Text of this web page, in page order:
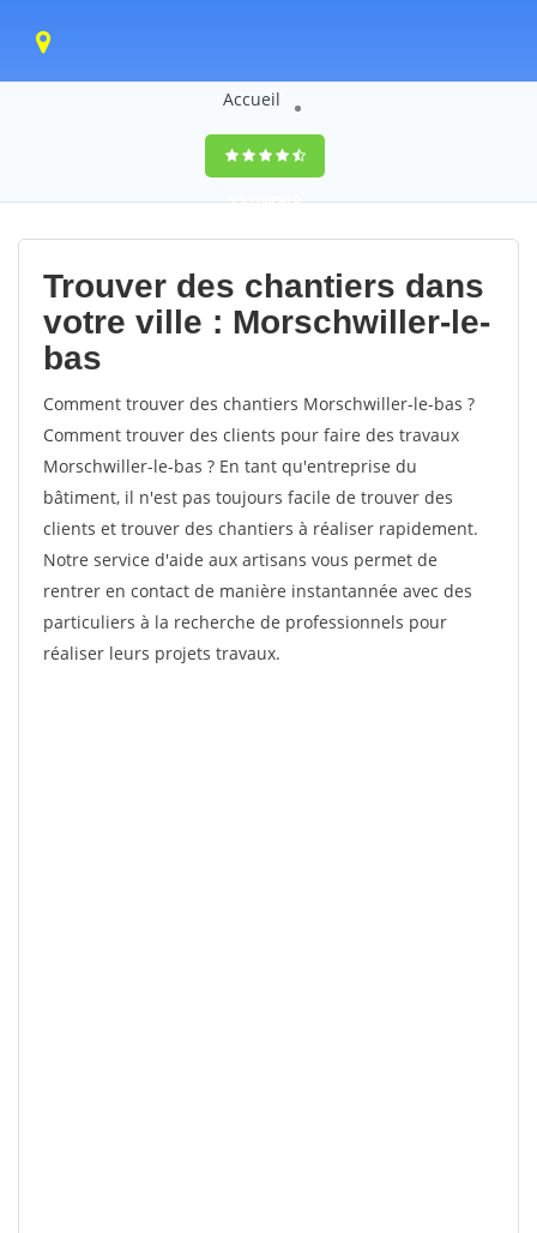
Accueil
9,5(100%)0
votes
Trouver des chantiers dans
votre ville : Morschwiller-le-
bas
Comment trouver des chantiers Morschwiller-le-bas ?
Comment trouver des clients pour faire des travaux
Morschwiller-le-bas ? En tant qu'entreprise du
bâtiment, il n'est pas toujours facile de trouver des
clients et trouver des chantiers à réaliser rapidement.
Notre service d'aide aux artisans vous permet de
rentrer en contact de manière instantannée avec des
particuliers à la recherche de professionnels pour
réaliser leurs projets travaux.